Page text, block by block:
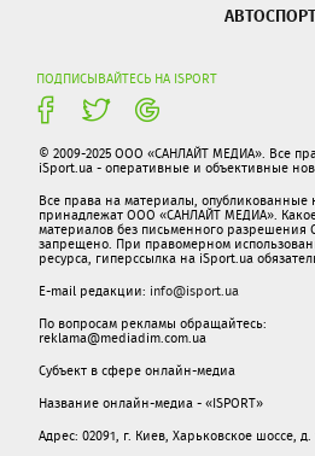
АВТОСПОРТ
ПОДПИСЫВАЙТЕСЬ НА ISPORT
© 2009-2025 ООО «САНЛАЙТ МЕДИА». Все
iSport.ua - оперативные и объективные
Все права на материалы, опубликованные
принадлежат ООО «САНЛАЙТ МЕДИА».
материалов без письменного
запрещено. При правомерном
ресурса, гиперссылка на iSport.ua
E-mail редакции: info@isport.ua
По вопросам рекламы обращайтесь:
reklama@mediadim.com.ua
Субъект в сфере онлайн-медиа
Название онлайн-медиа - «ISPORT»
Адрес: 02091, г. Киев, Харьковское шоссе,